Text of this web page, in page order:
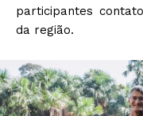
participantes
da região.